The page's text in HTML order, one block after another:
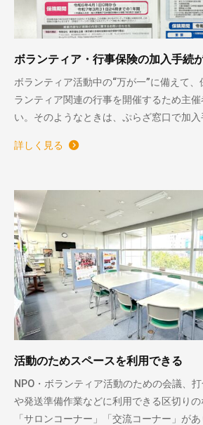
ボランティア・行事保険の加入手続
ボランティア活動中の“万が一”に備えて
ランティア関連の行事を開催するため主
い。そのようなときは、ぷらざ窓口で加入
詳しく見る
活動のためスペースを利用できる
NPO・ボランティア活動のための会議、
や発送準備作業などに利用できる区切り
「サロンコーナー」「交流コーナー」が